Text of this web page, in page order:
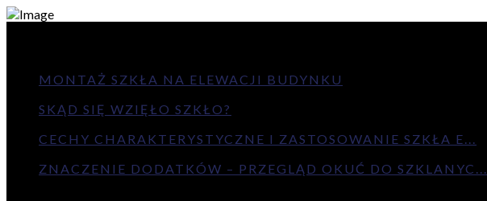
MONTAŻ SZKŁA NA ELEWACJI BUDYNKU
SKĄD SIĘ WZIĘŁO SZKŁO?
CECHY CHARAKTERYSTYCZNE I ZASTOSOWANIE SZKŁA E...
ZNACZENIE DODATKÓW – PRZEGLĄD OKUĆ DO SZKLANYC...